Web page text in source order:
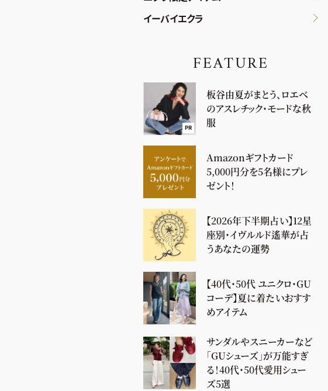
イーバイエクラ
FEATURE
PR
板谷由夏がまとう、ロエベ
のアスレチック・モードな秋
服
Amazonギフトカード
5,000円分を5名様にプレ
ゼント！
【2026年下半期占い】12星
座別・イヴルルド遙華が占
うあなたの運勢
【40代・50代 ユニクロ・GU
コーデ】夏に着たいおすす
めアイテム
サンダルやスニーカーなど
「GUシューズ」が万能すぎ
る！40代・50代愛用シュー
ズ5選